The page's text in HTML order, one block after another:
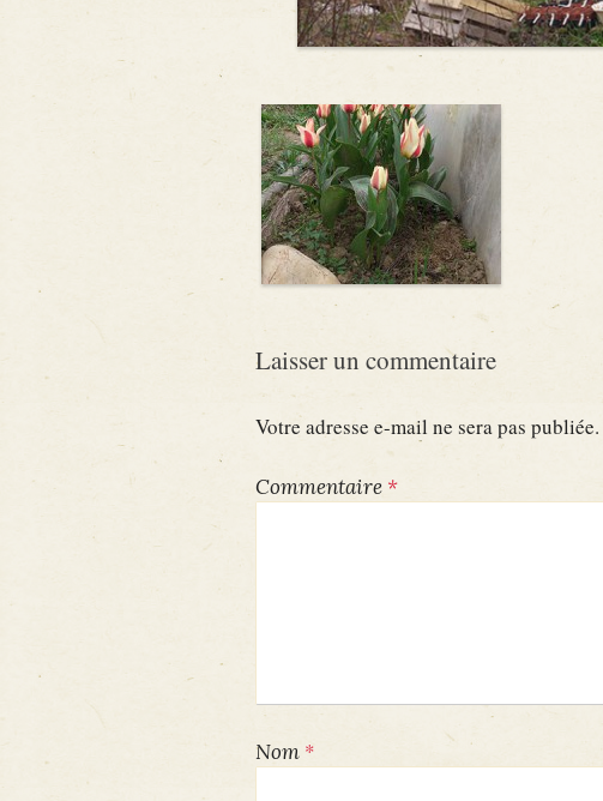
Laisser un commentaire
Votre adresse e-mail ne sera pas publiée.
Commentaire *
Nom *